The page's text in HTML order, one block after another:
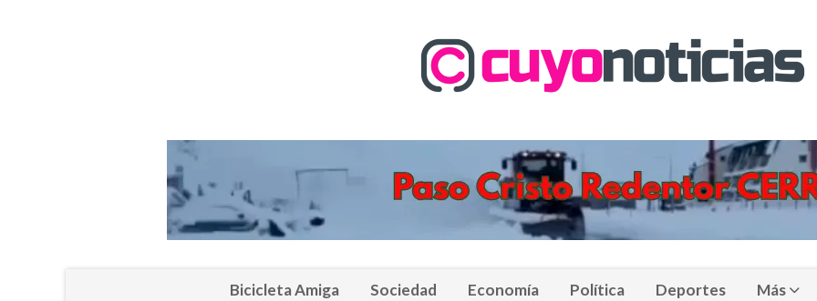
Bicicleta Amiga Sociedad Economía Política Deportes Más